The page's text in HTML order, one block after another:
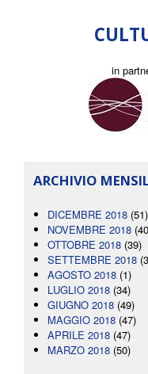
in
ARCHIVIO
DICEMBRE 2018 (51)
NOVEMBRE 2018
OTTOBRE 2018 (39)
SETTEMBRE 2018
AGOSTO 2018 (1)
LUGLIO 2018 (34)
GIUGNO 2018 (49)
MAGGIO 2018 (47)
APRILE 2018 (47)
MARZO 2018 (50)